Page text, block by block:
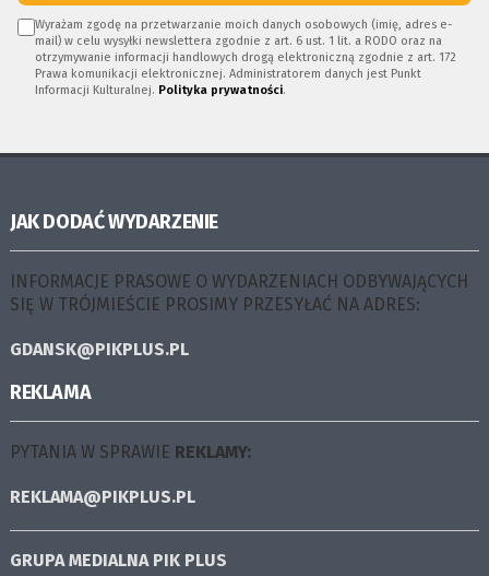
Wyrażam zgodę na przetwarzanie moich danych osobowych (imię, adres e-
mail) w celu wysyłki newslettera zgodnie z art. 6 ust. 1 lit. a RODO oraz na
otrzymywanie informacji handlowych drogą elektroniczną zgodnie z art. 172
Prawa komunikacji elektronicznej. Administratorem danych jest Punkt
Informacji Kulturalnej. Polityka prywatności.
JAK DODAĆ WYDARZENIE
INFORMACJE PRASOWE O WYDARZENIACH ODBYWAJĄCYCH
SIĘ W TRÓJMIEŚCIE PROSIMY PRZESYŁAĆ NA ADRES:
GDANSK@PIKPLUS.PL
REKLAMA
PYTANIA W SPRAWIE REKLAMY:
REKLAMA@PIKPLUS.PL
GRUPA MEDIALNA PIK PLUS